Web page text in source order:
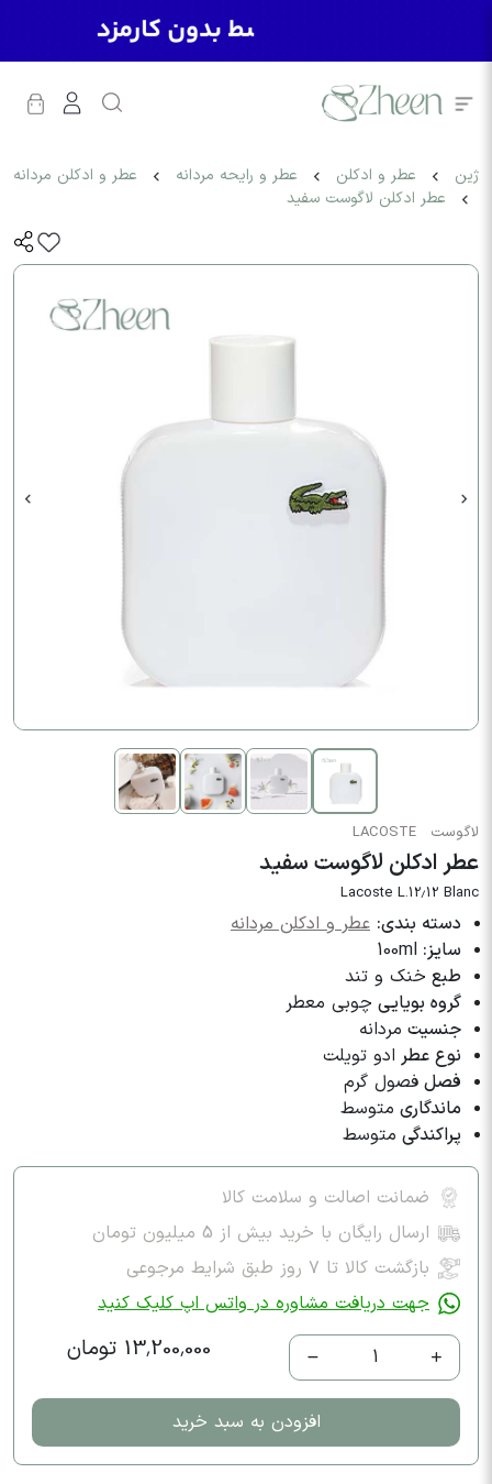
ژین عطر و ادکلن عطر و رایحه مردانه
عطر و ادکلن مردانه
عطر ادکلن لاگوست سفید
لاگوست LACOSTE
عطر ادکلن لاگوست سفید
Lacoste L.12.12 Blanc
دسته بندی: عطر و ادکلن مردانه
سایز: 100ml
طبع خنک و تند
گروه بویایی چوبی معطر
جنسیت مردانه
نوع عطر ادو تویلت
فصل فصول گرم
ماندگاری متوسط
پراکندگی متوسط
ضمانت اصالت و سلامت کالا
ارسال رایگان با خرید بیش از 5 میلیون تومان
بازگشت کالا تا ۷ روز طبق شرایط مرجوعی
جهت دریافت مشاوره در واتس اپ کلیک کنید
1 13,200,000 تومان
افزودن به سبد خرید